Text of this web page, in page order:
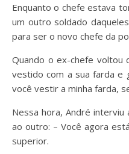
Enquanto o chefe estava
um outro soldado
para ser o novo chefe da
Quando o ex-chefe voltou
vestido com a sua farda e
você vestir a minha farda,
Nessa hora, André
ao outro: – Você agora
superior.